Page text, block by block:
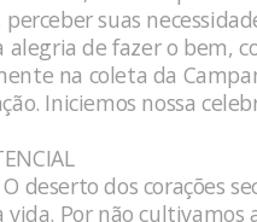
suas
alegria de fazer o bem,
na coleta da
Iniciemos nossa
deserto dos corações
Por não cultivamos